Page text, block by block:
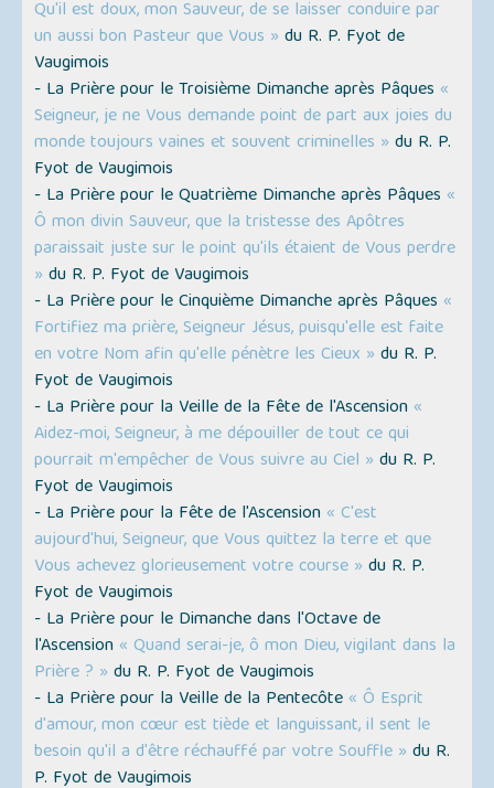
Qu'il est doux, mon Sauveur, de se laisser conduire par
un aussi bon Pasteur que Vous » du R. P. Fyot de
Vaugimois
- La Prière pour le Troisième Dimanche après Pâques «
Seigneur, je ne Vous demande point de part aux joies du
monde toujours vaines et souvent criminelles » du R. P.
Fyot de Vaugimois
- La Prière pour le Quatrième Dimanche après Pâques «
Ô mon divin Sauveur, que la tristesse des Apôtres
paraissait juste sur le point qu'ils étaient de Vous perdre
» du R. P. Fyot de Vaugimois
- La Prière pour le Cinquième Dimanche après Pâques «
Fortifiez ma prière, Seigneur Jésus, puisqu'elle est faite
en votre Nom afin qu'elle pénètre les Cieux » du R. P.
Fyot de Vaugimois
- La Prière pour la Veille de la Fête de l'Ascension «
Aidez-moi, Seigneur, à me dépouiller de tout ce qui
pourrait m'empêcher de Vous suivre au Ciel » du R. P.
Fyot de Vaugimois
- La Prière pour la Fête de l'Ascension « C'est
aujourd'hui, Seigneur, que Vous quittez la terre et que
Vous achevez glorieusement votre course » du R. P.
Fyot de Vaugimois
- La Prière pour le Dimanche dans l'Octave de
l'Ascension « Quand serai-je, ô mon Dieu, vigilant dans la
Prière ? » du R. P. Fyot de Vaugimois
- La Prière pour la Veille de la Pentecôte « Ô Esprit
d'amour, mon cœur est tiède et languissant, il sent le
besoin qu'il a d'être réchauffé par votre Souffle » du R.
P. Fyot de Vaugimois